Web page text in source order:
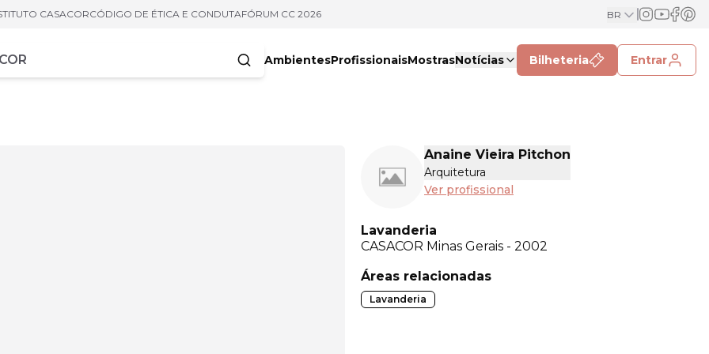
CASACORCÓDIGO DE ÉTICA E CONDUTAFÓRUM CC 2026 BR
AmbientesProfissionaisMostrasNotícias Bilheteria Entrar
Anaine Vieira Pitchon
Arquitetura
Ver profissional
Lavanderia
CASACOR Minas Gerais - 2002
Áreas relacionadas
Lavanderia